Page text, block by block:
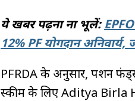
ये खबर पढ़ना ना भूलें:
12% PF योगदान
PFRDA के अनुसार, पेंशन
स्कीम के लिए Aditya Birla